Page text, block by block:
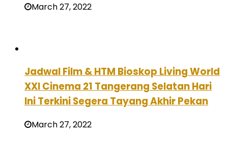
March 27, 2022
Jadwal Film & HTM Bioskop Living World
XXI Cinema 21 Tangerang Selatan Hari
Ini Terkini Segera Tayang Akhir Pekan
March 27, 2022